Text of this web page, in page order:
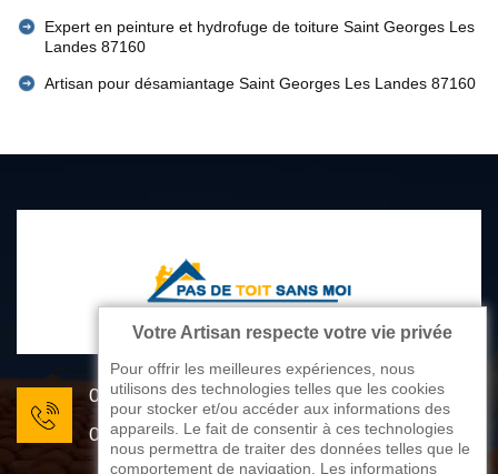
Expert en peinture et hydrofuge de toiture Saint Georges Les
Landes 87160
Artisan pour désamiantage Saint Georges Les Landes 87160
05 33 06 22 81
07 80 33 28 62
Votre Artisan respecte votre vie privée
Pour offrir les meilleures expériences, nous
utilisons des technologies telles que les cookies
pour stocker et/ou accéder aux informations des
appareils. Le fait de consentir à ces technologies
nous permettra de traiter des données telles que le
comportement de navigation. Les informations